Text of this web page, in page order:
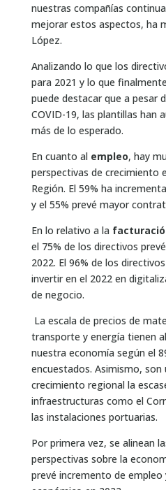
nuestras compañías
mejorar estos aspectos, ha
López.
Analizando lo que los
para 2021 y lo que
puede destacar que a pesar
COVID-19, las plantillas han
más de lo esperado.
En cuanto al empleo, hay
perspectivas de crecimiento
Región. El 59% ha
y el 55% prevé mayor
En lo relativo a la
el 75% de los directivos
2022. El 96% de los
invertir en el 2022 en
de negocio.
La escala de precios de
transporte y energía tienen
nuestra economía según el
encuestados. Asimismo, son
crecimiento regional la
infraestructuras como el
las instalaciones portuarias.
Por primera vez, se alinean
perspectivas sobre la
prevé incremento de empleo